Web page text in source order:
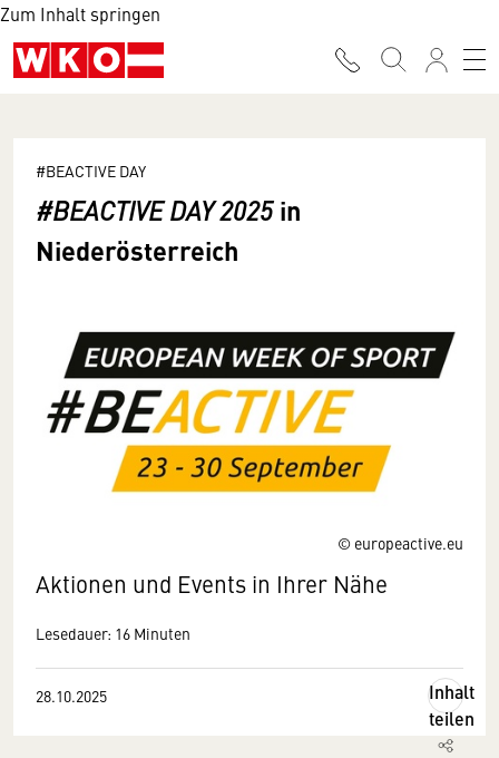
Zum Inhalt springen
© europeactive.eu
#BEACTIVE DAY
#BEACTIVE DAY 2025in
Niederösterreich
Aktionen und Events in Ihrer Nähe
Lesedauer: 16 Minuten
28.10.2025
Inhalt
teilen